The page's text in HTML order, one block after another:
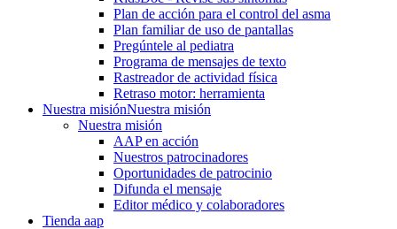
Plan de acción para el control del asma
Plan familiar de uso de pantallas
Pregúntele al pediatra
Programa de mensajes de texto
Rastre​​ador de activida​d física
Retraso motor: herramienta
Nuestra misiónNuestra misión
Nuestra misión
AAP en acción
Nuestros patrocinadores
Oportunidades de patrocinio
Difunda el mensaje
Editor médico y colaboradores
Tienda aap